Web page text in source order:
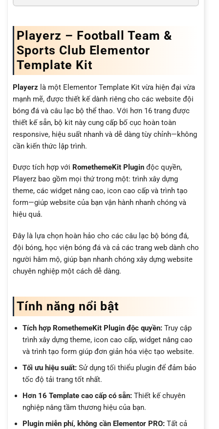
Playerz – Football Team &
Sports Club Elementor
Template Kit
Playerz là một Elementor Template Kit vừa hiện đại vừa
mạnh mẽ, được thiết kế dành riêng cho các website đội
bóng đá và câu lạc bộ thể thao. Với hơn 16 trang được
thiết kế sẵn, bộ kit này cung cấp bố cục hoàn toàn
responsive, hiệu suất nhanh và dễ dàng tùy chỉnh—không
cần kiến thức lập trình.
Được tích hợp với RomethemeKit Plugin độc quyền,
Playerz bao gồm mọi thứ trong một: trình xây dựng
theme, các widget nâng cao, icon cao cấp và trình tạo
form—giúp website của bạn vận hành nhanh chóng và
hiệu quả.
Đây là lựa chọn hoàn hảo cho các câu lạc bộ bóng đá,
đội bóng, học viện bóng đá và cả các trang web dành cho
người hâm mộ, giúp bạn nhanh chóng xây dựng website
chuyên nghiệp một cách dễ dàng.
Tính năng nổi bật
Tích hợp RomethemeKit Plugin độc quyền:Truy cập
trình xây dựng theme, icon cao cấp, widget nâng cao
và trình tạo form giúp đơn giản hóa việc tạo website.
Tối ưu hiệu suất:Sử dụng tối thiểu plugin để đảm bảo
tốc độ tải trang tốt nhất.
Hơn 16 Template cao cấp có sẵn:Thiết kế chuyên
nghiệp nâng tầm thương hiệu của bạn.
Plugin miễn phí, không cần Elementor PRO:Tất cả